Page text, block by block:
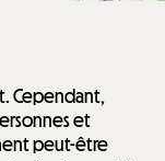
Cependant,
et
peut-être